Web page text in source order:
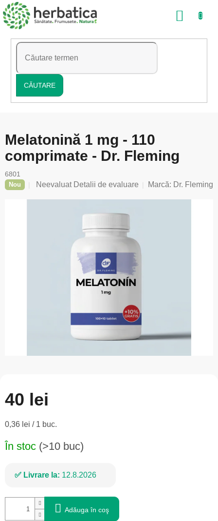
Treci
la
conținut
CĂUTARE
COŞ
Melatonină 1 mg - 110
comprimate - Dr. Fleming
6801
Nou
Evaluarea
Neevaluat Detalii de evaluare Marcă: Dr. Fleming
40 lei
Evaluare
0,36 lei / 1 buc.
În stoc (>10 buc)
Livrare la: 12.8.2026
Adăuga în coş